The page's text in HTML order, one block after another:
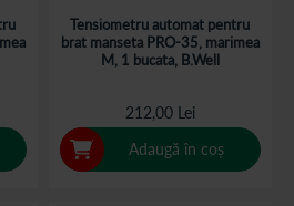
Tensiometru automat pentru
brat manseta PRO-35, marimea
M, 1 bucata, B.Well
212,00 Lei
Adaugă în coș